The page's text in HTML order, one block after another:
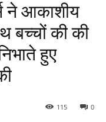
ने आकाशीय
बच्चों की की
हुए
0
115